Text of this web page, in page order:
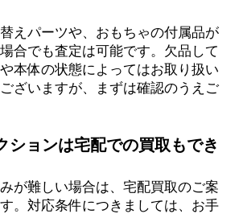
えパーツや、おもちゃの付属品が
合でも査定は可能です。欠品して
本体の状態によってはお取り扱い
ざいますが、まずは確認のうえご
ションは宅配での買取もでき
が難しい場合は、宅配買取のご案
。対応条件につきましては、お手